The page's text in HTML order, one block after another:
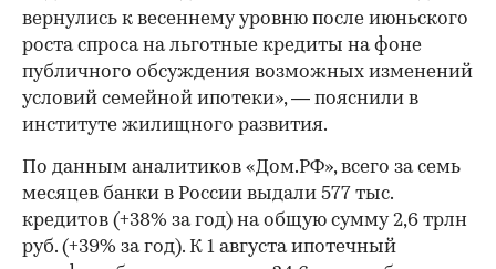
вернулись к весеннему уровню после июньского
роста спроса на льготные кредиты на фоне
публичного обсуждения возможных изменений
условий семейной ипотеки», — пояснили в
институте жилищного развития.
По данным аналитиков «Дом.РФ», всего за семь
месяцев банки в России выдали 577 тыс.
кредитов (+38% за год) на общую сумму 2,6 трлн
руб. (+39% за год). К 1 августа ипотечный